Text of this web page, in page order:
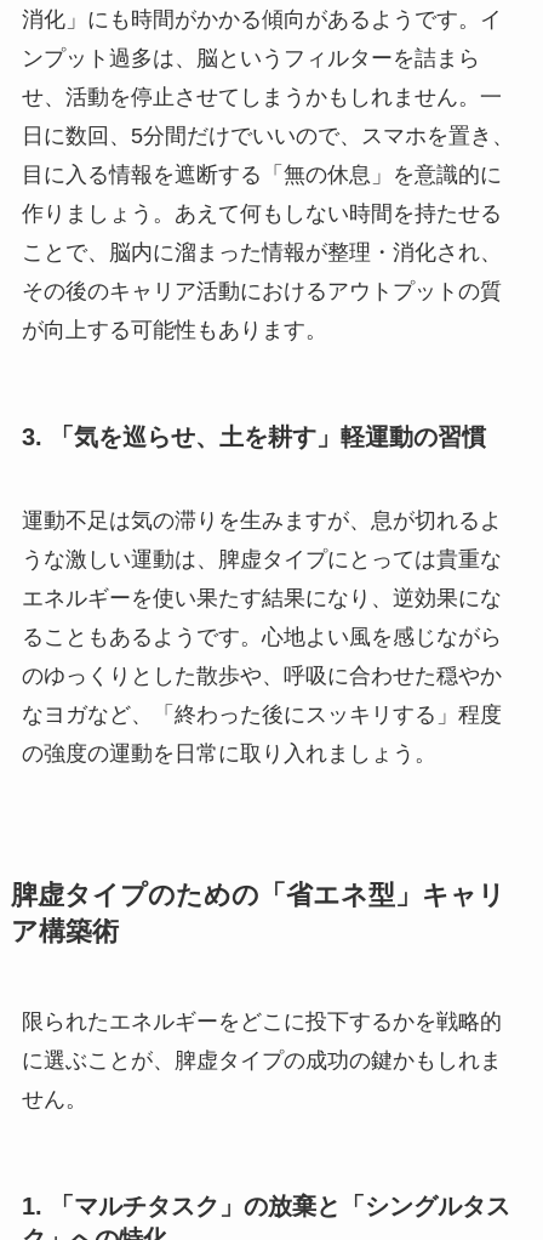
消化」にも時間がかかる傾向があるようです。イ
ンプット過多は、脳というフィルターを詰まら
せ、活動を停止させてしまうかもしれません。一
日に数回、5分間だけでいいので、スマホを置き、
目に入る情報を遮断する「無の休息」を意識的に
作りましょう。あえて何もしない時間を持たせる
ことで、脳内に溜まった情報が整理・消化され、
その後のキャリア活動におけるアウトプットの質
が向上する可能性もあります。
3. 「気を巡らせ、土を耕す」軽運動の習慣
運動不足は気の滞りを生みますが、息が切れるよ
うな激しい運動は、脾虚タイプにとっては貴重な
エネルギーを使い果たす結果になり、逆効果にな
ることもあるようです。心地よい風を感じながら
のゆっくりとした散歩や、呼吸に合わせた穏やか
なヨガなど、「終わった後にスッキリする」程度
の強度の運動を日常に取り入れましょう。
脾虚タイプのための「省エネ型」キャリ
ア構築術
限られたエネルギーをどこに投下するかを戦略的
に選ぶことが、脾虚タイプの成功の鍵かもしれま
せん。
1. 「マルチタスク」の放棄と「シングルタス